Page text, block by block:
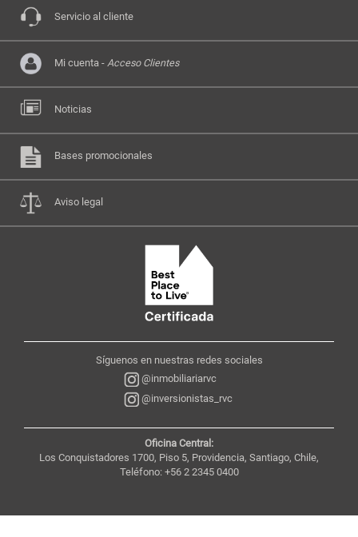
Servicio al cliente
Mi cuenta - Acceso Clientes
Noticias
Bases promocionales
Aviso legal
Síguenos en nuestras redes sociales
@inmobiliariarvc
@inversionistas_rvc
Oficina Central:
Los Conquistadores 1700, Piso 5, Providencia, Santiago, Chile,
Teléfono: +56 2 2345 0400